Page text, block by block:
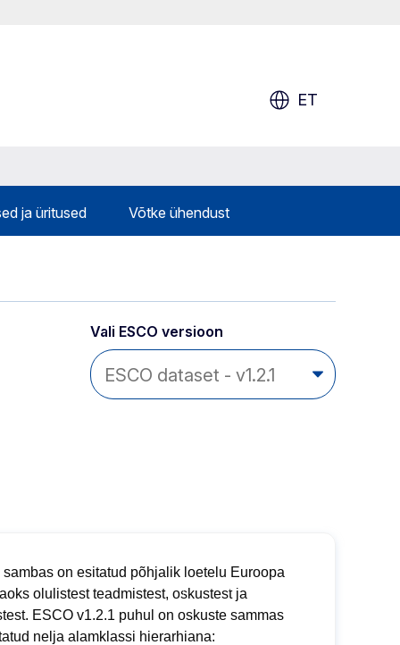
ET
ja üritused Võtke ühendust
Vali ESCO versioon
sambas on esitatud põhjalik loetelu Euroopa
olulistest teadmistest, oskustest ja
ESCO v1.2.1 puhul on oskuste sammas
nelja alamklassi hierarhiana: